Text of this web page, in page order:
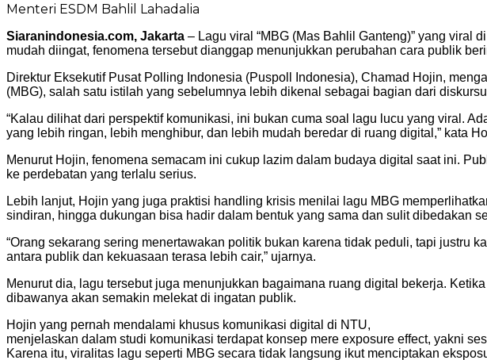
Menteri ESDM Bahlil Lahadalia
Siaranindonesia.com, Jakarta – Lagu viral “MBG (Mas Bahlil Ganteng)” yang viral
mudah diingat, fenomena tersebut dianggap menunjukkan perubahan cara publik
Direktur Eksekutif Pusat Polling Indonesia (Puspoll Indonesia), Chamad Hojin,
(MBG), salah satu istilah yang sebelumnya lebih dikenal sebagai bagian dari
“Kalau dilihat dari perspektif komunikasi, ini bukan cuma soal lagu lucu yang viral.
yang lebih ringan, lebih menghibur, dan lebih mudah beredar di ruang digital,” kata
Menurut Hojin, fenomena semacam ini cukup lazim dalam budaya digital saat ini.
ke perdebatan yang terlalu serius.
Lebih lanjut, Hojin yang juga praktisi handling krisis menilai lagu MBG
sindiran, hingga dukungan bisa hadir dalam bentuk yang sama dan sulit dibedakan
“Orang sekarang sering menertawakan politik bukan karena tidak peduli, tapi justru
antara publik dan kekuasaan terasa lebih cair,” ujarnya.
Menurut dia, lagu tersebut juga menunjukkan bagaimana ruang digital bekerja.
dibawanya akan semakin melekat di ingatan publik.
Hojin yang pernah mendalami khusus komunikasi digital di NTU,
menjelaskan dalam studi komunikasi terdapat konsep mere exposure effect, yakni
Karena itu, viralitas lagu seperti MBG secara tidak langsung ikut menciptakan